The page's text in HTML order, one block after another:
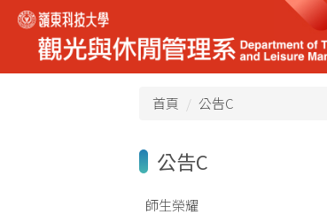
跳
到
要
首頁 公告C
公告C
師生榮耀